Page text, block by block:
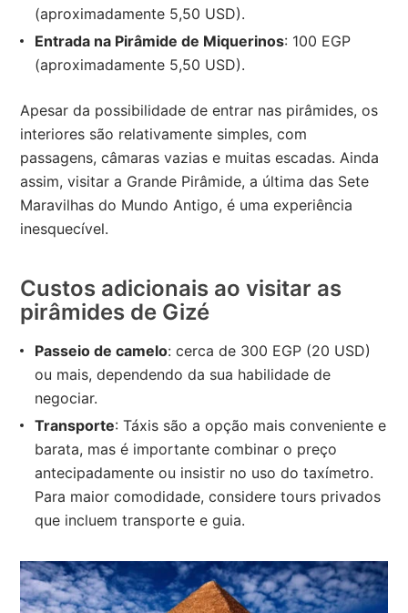
(aproximadamente 5,50 USD).
Entrada na Pirâmide de Miquerinos: 100 EGP
(aproximadamente 5,50 USD).
Apesar da possibilidade de entrar nas pirâmides, os
interiores são relativamente simples, com
passagens, câmaras vazias e muitas escadas. Ainda
assim, visitar a Grande Pirâmide, a última das Sete
Maravilhas do Mundo Antigo, é uma experiência
inesquecível.
Custos adicionais ao visitar as
pirâmides de Gizé
Passeio de camelo: cerca de 300 EGP (20 USD)
ou mais, dependendo da sua habilidade de
negociar.
Transporte: Táxis são a opção mais conveniente e
barata, mas é importante combinar o preço
antecipadamente ou insistir no uso do taxímetro.
Para maior comodidade, considere tours privados
que incluem transporte e guia.